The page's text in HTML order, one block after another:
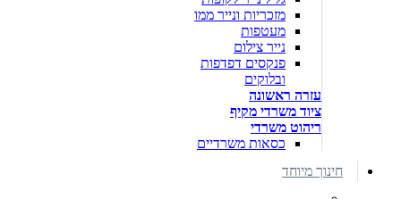
מזכריות ונייר ממו
מעטפות
נייר צילום
פנקסים דפדפות
ובלוקים
עזרה ראשונה
ציוד משרדי מקיף
ריהוט משרדי
כסאות משרדיים
חינוך מיוחד